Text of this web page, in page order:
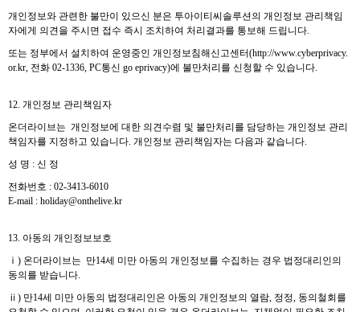
개인정보와 관련한 불만이 있으신 분은 투아이티씨솔루션의 개인정보 관리책임
자에게 의견을 주시면 접수 즉시 조치하여 처리결과를 통보해 드립니다.
또는 정부에서 설치하여 운영중인 개인정보침해신고센터(http://www.cyberprivacy.
or.kr, 전화 02-1336, PC통신 go eprivacy)에 불만처리를 신청할 수 있습니다.
12. 개인정보 관리책임자
온더라이브는 개인정보에 대한 의견수렴 및 불만처리를 담당하는 개인정보 관리
책임자를 지정하고 있습니다. 개인정보 관리책임자는 다음과 같습니다.
성 명 : 신 정
전화번호 : 02-3413-6010
E-mail : holiday@onthelive.kr
13. 아동의 개인정보보호
ⅰ) 온더라이브는 만14세 미만 아동의 개인정보를 수집하는 경우 법정대리인의
동의를 받습니다.
ⅱ) 만14세 미만 아동의 법정대리인은 아동의 개인정보의 열람, 정정, 동의철회를